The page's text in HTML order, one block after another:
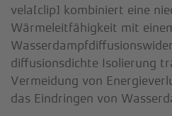
vela[clip] kombiniert eine
Wärmeleitfähigkeit mit
diffusionsdichte Isolierung
Vermeidung von
das Eindringen von